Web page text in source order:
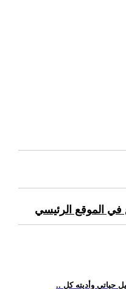
في الموقع الرئيسي
حياتي وأديته كل